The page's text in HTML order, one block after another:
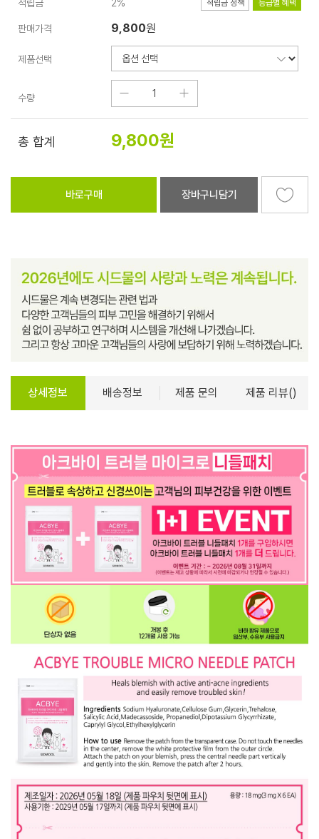
적립금 2% 적립금 정책 등급별 혜택
판매가격 9,800원
제품선택
수량
총 합계 9,800원
바로구매 장바구니담기
상세정보 배송정보 제품 문의 제품 리뷰()